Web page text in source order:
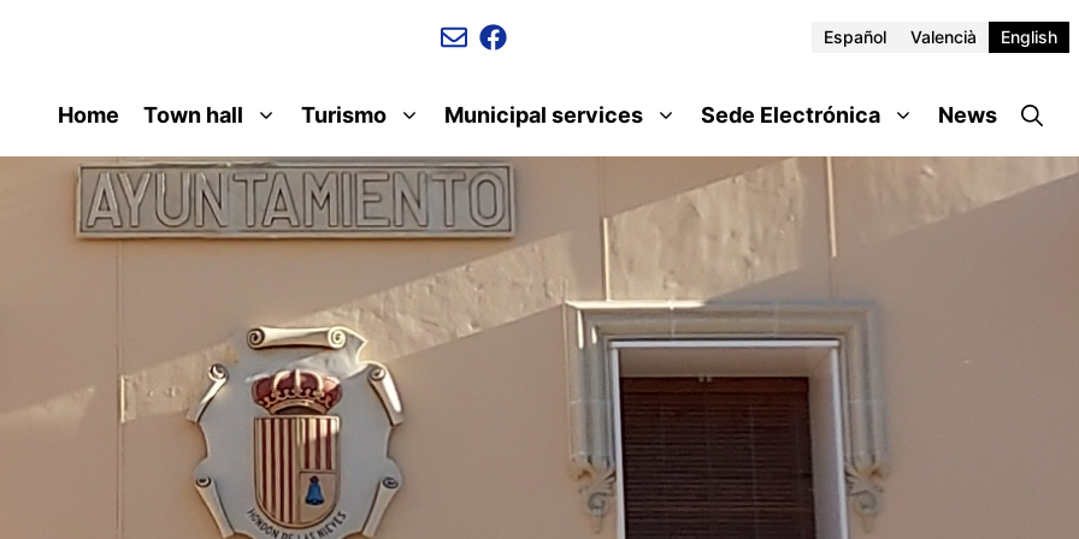
Español Valencià English
Home Town hall Turismo Municipal services Sede Electrónica News